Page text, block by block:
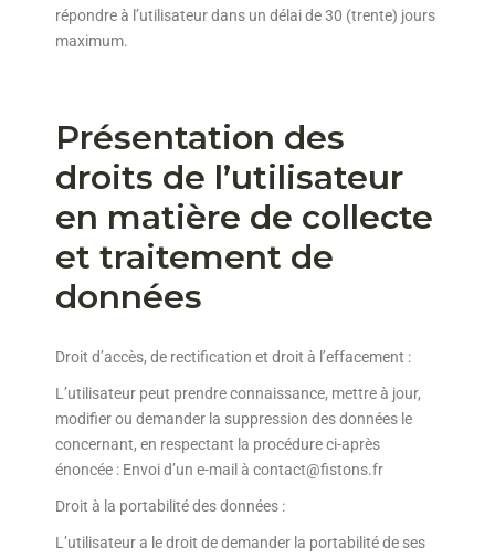
répondre à l’utilisateur dans un délai de 30 (trente) jours
maximum.
Présentation des
droits de l’utilisateur
en matière de collecte
et traitement de
données
Droit d’accès, de rectification et droit à l’effacement :
L’utilisateur peut prendre connaissance, mettre à jour,
modifier ou demander la suppression des données le
concernant, en respectant la procédure ci-après
énoncée : Envoi d’un e-mail à contact@fistons.fr
Droit à la portabilité des données :
L’utilisateur a le droit de demander la portabilité de ses